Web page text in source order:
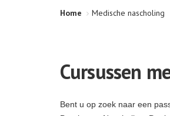
Home Medische nascholing
Cursussen
Bent u op zoek naar een